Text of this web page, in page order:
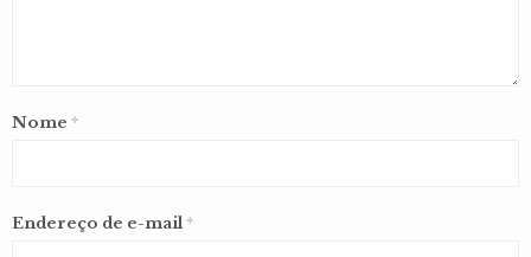
Nome *
Endereço de e-mail *